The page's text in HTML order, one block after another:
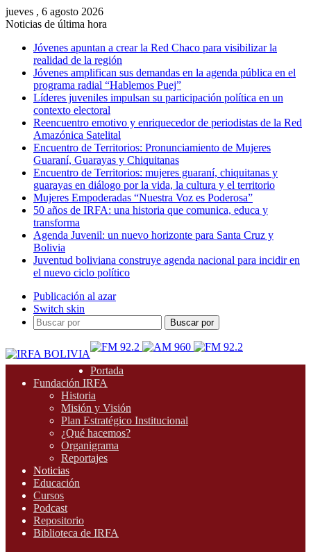
jueves , 6 agosto 2026
Noticias de última hora
Jóvenes apuntan a crear la Red Chaco para visibilizar la
realidad de la región
Jóvenes amplifican sus demandas en la agenda pública en el
programa radial “Hablemos Puej”
Líderes juveniles impulsan su participación política en un
contexto electoral
Reencuentro emotivo y enriquecedor de periodistas de la Red
Amazónica Satelital
Encuentro de Territorios: Pronunciamiento de Mujeres
Guaraní, Guarayas y Chiquitanas
Encuentro de Territorios: mujeres guaraní, chiquitanas y
guarayas en diálogo por la vida, la cultura y el territorio
Mujeres Empoderadas “Nuestra Voz es Poderosa”
50 años de IRFA: una historia que comunica, educa y
transforma
Agenda Juvenil: un nuevo horizonte para Santa Cruz y
Bolivia
Juventud boliviana construye agenda nacional para incidir en
el nuevo ciclo político
Publicación al azar
Switch skin
Buscar por
Portada
Fundación IRFA
Historia
Misión y Visión
Plan Estratégico Institucional
¿Qué hacemos?
Organigrama
Reportajes
Noticias
Educación
Cursos
Podcast
Repositorio
Biblioteca de IRFA